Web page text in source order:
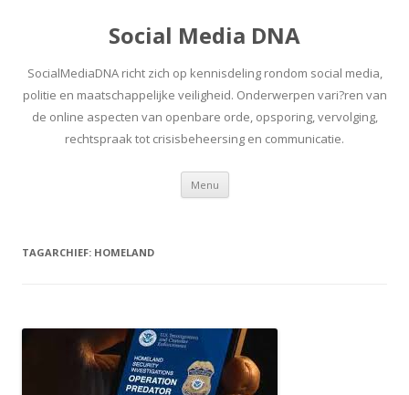
Social Media DNA
SocialMediaDNA richt zich op kennisdeling rondom social media,
politie en maatschappelijke veiligheid. Onderwerpen vari?ren van
de online aspecten van openbare orde, opsporing, vervolging,
rechtspraak tot crisisbeheersing en communicatie.
Menu Spring
inhoud
TAGARCHIEF: HOMELAND